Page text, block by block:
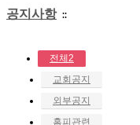
공지사항 ::
전체2
교회공지
외부공지
홈피관련